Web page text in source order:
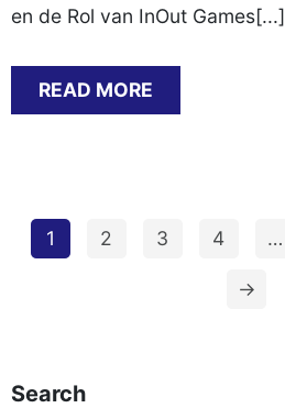
en de Rol van InOut Games[...]
READ MORE
1 2 3 4 …
→
Search